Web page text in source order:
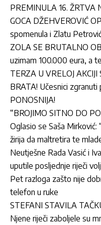
PREMINULA 16. ŽRTVA
GOCA DŽEHVEROVIĆ
spomenula i Zlatu
ZOLA SE BRUTALNO
uzimam 100.000 eura, a
TERZA U VRELOJ
BRATA! Učesnici
PONOSNIJA!
“BROJIMO SITNO DO
Oglasio se Saša
žirija da maltretira te
Neutješne Rada Vasić i
uputile posljednje riječi
Pet razloga zašto nije
telefon u ruke
STEFANI STAVILA
Njene riječi zaboljele su